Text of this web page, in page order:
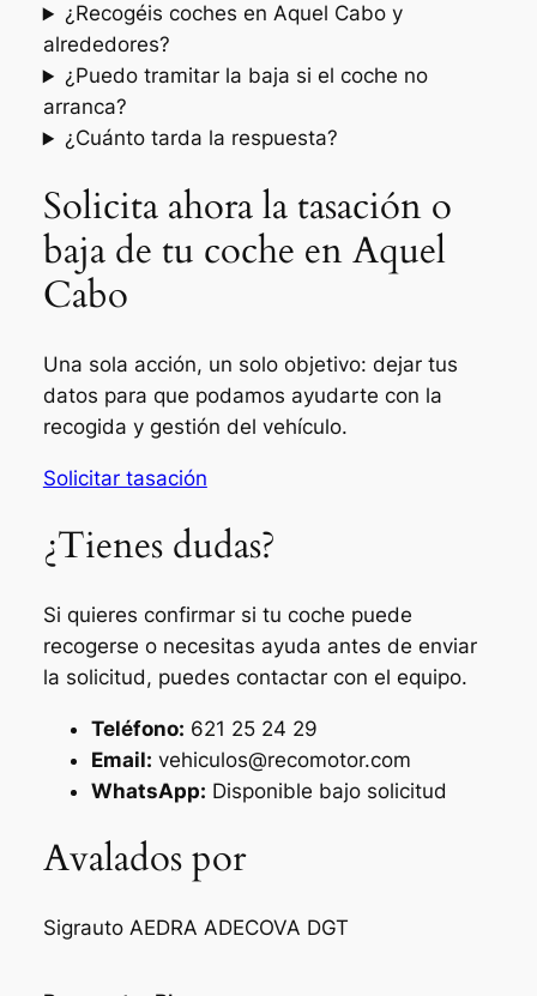
¿Recogéis coches en Aquel Cabo y
alrededores?
¿Puedo tramitar la baja si el coche no
arranca?
¿Cuánto tarda la respuesta?
Solicita ahora la tasación o
baja de tu coche en Aquel
Cabo
Una sola acción, un solo objetivo: dejar tus
datos para que podamos ayudarte con la
recogida y gestión del vehículo.
Solicitar tasación
¿Tienes dudas?
Si quieres confirmar si tu coche puede
recogerse o necesitas ayuda antes de enviar
la solicitud, puedes contactar con el equipo.
Teléfono: 621 25 24 29
Email: vehiculos@recomotor.com
WhatsApp: Disponible bajo solicitud
Avalados por
Sigrauto AEDRA ADECOVA DGT